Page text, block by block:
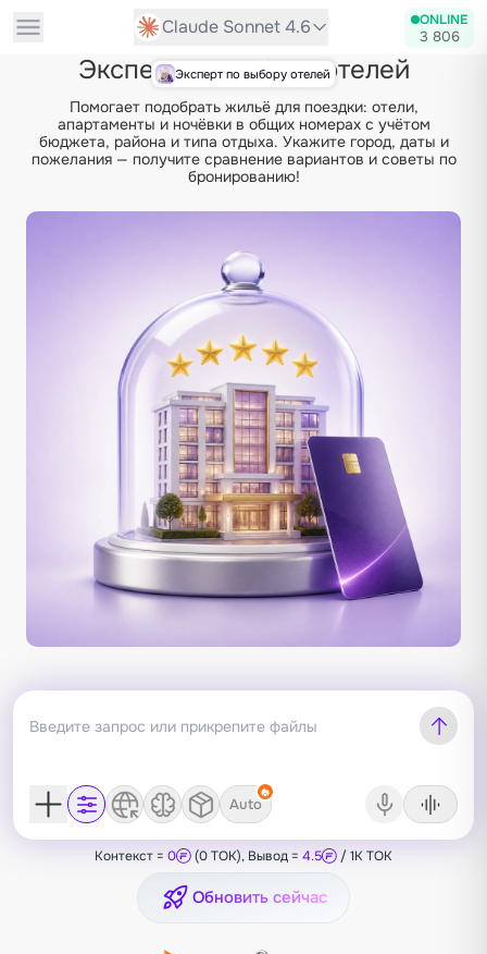
Claude Sonnet 4.6 ONLINE
3 806
Эксперт по выбору отелей
Эксперт по выбору отелей
Помогает подобрать жильё для поездки: отели,
апартаменты и ночёвки в общих номерах с учётом
бюджета, района и типа отдыха. Укажите город, даты и
пожелания — получите сравнение вариантов и советы по
бронированию!
Auto
Контекст = 0 (0 TOK), Вывод = 4.5 / 1K TOK
Обновить сейчас